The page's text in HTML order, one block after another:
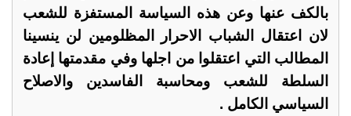
بالكف عنها وعن هذه السياسة المستفزة للشعب
لان اعتقال الشباب الاحرار المظلومين لن ينسينا
المطالب التي اعتقلوا من اجلها وفي مقدمتها إعادة
السلطة للشعب ومحاسبة الفاسدين والاصلاح
السياسي الكامل .